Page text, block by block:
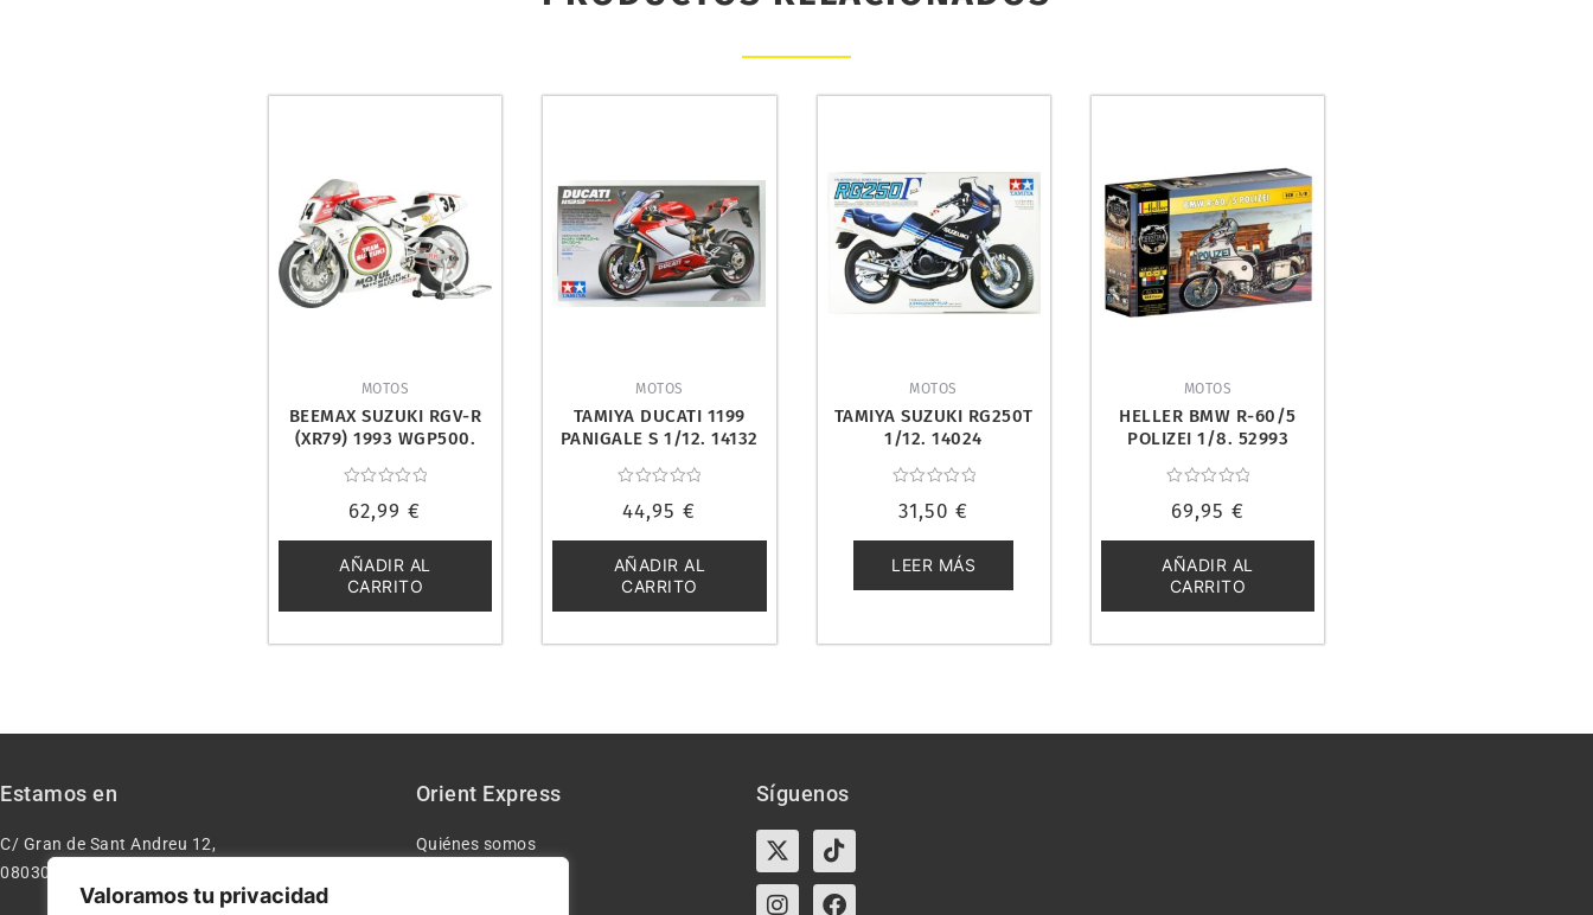
Valoramos tu privacidad
MOTOS
BEEMAX SUZUKI RGV-R
(XR79) 1993 WGP500.
con
de
5
62,99€
AÑADIR AL
CARRITO
MOTOS
TAMIYA DUCATI 1199
PANIGALE S 1/12. 14132
con
de
5
44,95€
AÑADIR AL
CARRITO
MOTOS
TAMIYA SUZUKI RG250T
1/12. 14024
con
de
5
31,50€
LEER MÁS
MOTOS
HELLER BMW R-60/5
POLIZEI 1/8. 52993
con
de
5
69,95€
AÑADIR AL
CARRITO
Estamos en
C/ Gran de Sant Andreu 12,
08030 – Barcelona España
Orient Express
Quiénes somos
Síguenos
X-
twitter
Tiktok
InstagramFacebook